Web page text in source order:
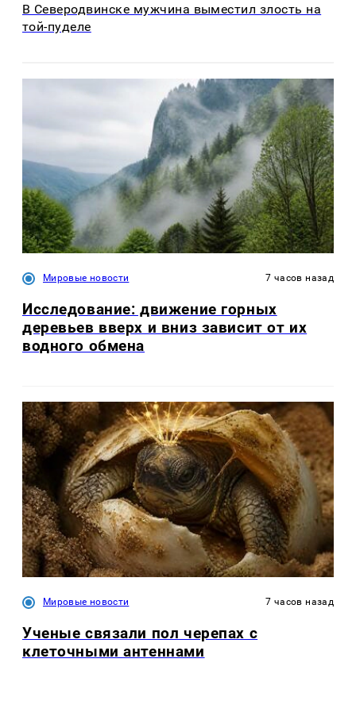
В Северодвинске мужчина выместил злость на
той-пуделе
Мировые новости 7 часов назад
Исследование: движение горных
деревьев вверх и вниз зависит от их
водного обмена
Мировые новости 7 часов назад
Ученые связали пол черепах с
клеточными антеннами